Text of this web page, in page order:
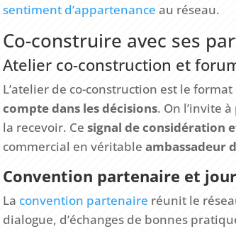
sentiment d’appartenance au réseau.
Co-construire avec ses
Atelier co-construction et
L’atelier de co-construction est le
compte dans les décisions. On l’invite
la recevoir. Ce signal de considération
commercial en véritable ambassadeur
Convention partenaire et
La convention partenaire réunit le
dialogue, d’échanges de bonnes